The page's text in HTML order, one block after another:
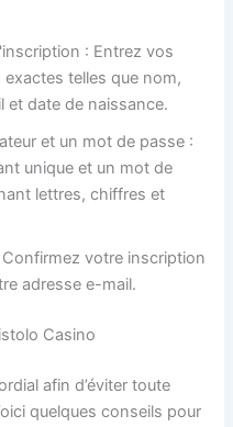
: Entrez vos
telles que nom,
et date de naissance.
et un mot de passe :
unique et un mot de
lettres, chiffres et
votre inscription
adresse e-mail.
Casino
afin d’éviter toute
quelques conseils pour